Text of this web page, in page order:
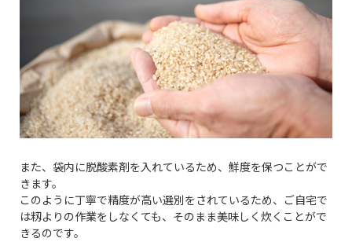
また、袋内に脱酸素剤を入れているため、鮮度を保つことがで
きます。
このように丁寧で精度が高い選別をされているため、ご自宅で
は籾よりの作業をしなくても、そのまま美味しく炊くことがで
きるのです。